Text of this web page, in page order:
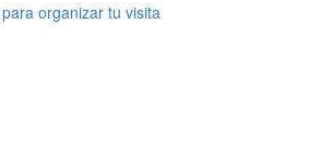
organizar tu visita